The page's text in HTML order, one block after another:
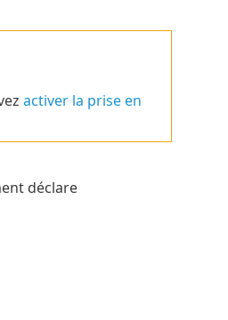
activer la prise en
déclare